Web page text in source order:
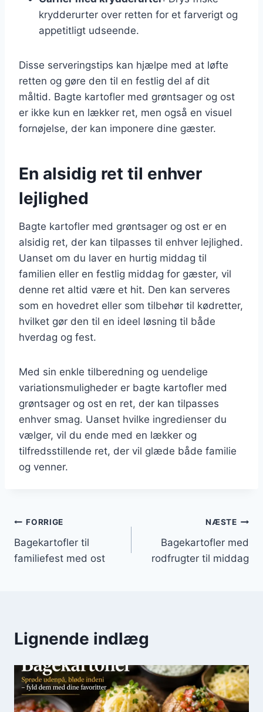
krydderurter over retten for et farverigt og
appetitligt udseende.
Disse serveringstips kan hjælpe med at løfte
retten og gøre den til en festlig del af dit
måltid. Bagte kartofler med grøntsager og ost
er ikke kun en lækker ret, men også en visuel
fornøjelse, der kan imponere dine gæster.
En alsidig ret til enhver
lejlighed
Bagte kartofler med grøntsager og ost er en
alsidig ret, der kan tilpasses til enhver lejlighed.
Uanset om du laver en hurtig middag til
familien eller en festlig middag for gæster, vil
denne ret altid være et hit. Den kan serveres
som en hovedret eller som tilbehør til kødretter,
hvilket gør den til en ideel løsning til både
hverdag og fest.
Med sin enkle tilberedning og uendelige
variationsmuligheder er bagte kartofler med
grøntsager og ost en ret, der kan tilpasses
enhver smag. Uanset hvilke ingredienser du
vælger, vil du ende med en lækker og
tilfredsstillende ret, der vil glæde både familie
og venner.
Indlægsnavigation
FORRIGE
Bagekartofler til
familiefest med ost
NÆSTE
Bagekartofler med
rodfrugter til middag
Lignende indlæg